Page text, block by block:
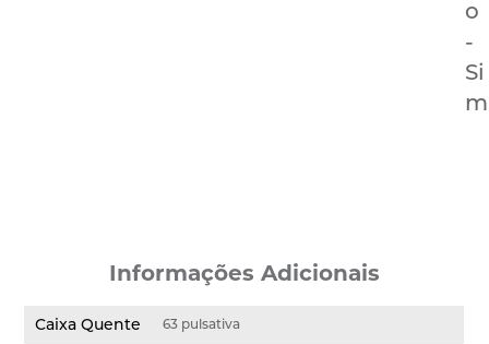
o
-
Si
m
Informações Adicionais
Caixa Quente 63 pulsativa